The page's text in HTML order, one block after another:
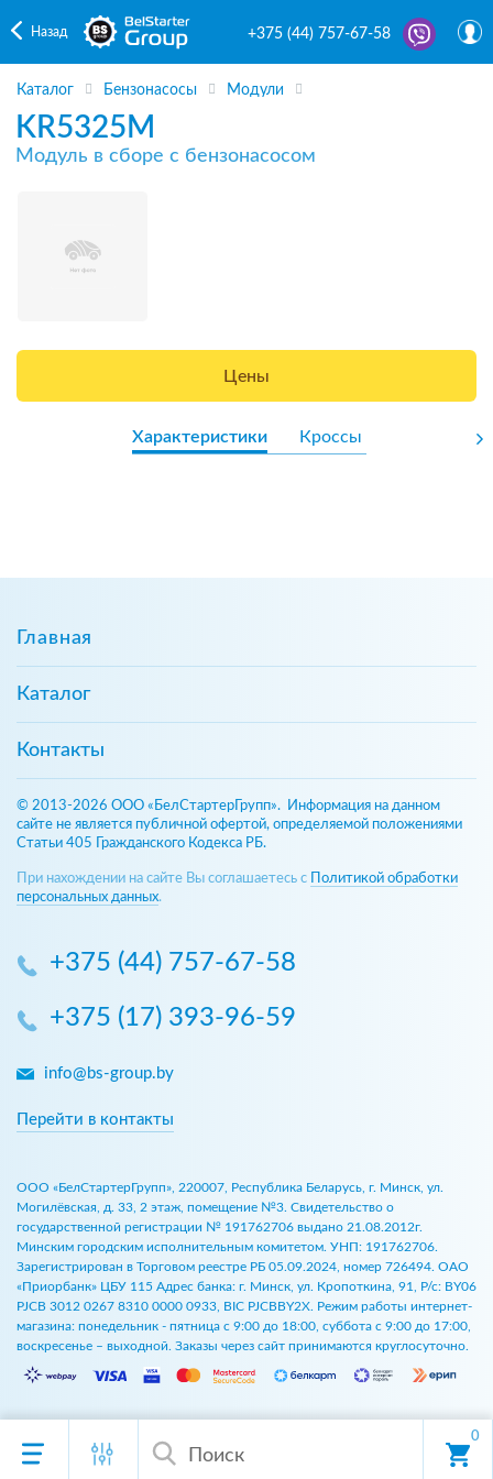
0
Назад +375 (44) 757-67-58
Каталог Бензонасосы Модули
KR5325M
Модуль в сборе с бензонасосом
Цены
Характеристики Кроссы
Главная
Каталог
Контакты
© 2013-2026 ООО «БелСтартерГрупп». Информация на данном
сайте не является публичной офертой, определяемой положениями
Статьи 405 Гражданского Кодекса РБ.
При нахождении на сайте Вы соглашаетесь с
Политикой обработки
персональных данных.
+375 (44) 757-67-58
+375 (17) 393-96-59
info@bs-group.by
Перейти в контакты
ООО «БелСтартерГрупп», 220007, Республика Беларусь, г. Минск, ул.
Могилёвская, д. 33, 2 этаж, помещение №3. Свидетельство о
государственной регистрации № 191762706 выдано 21.08.2012г.
Минским городским исполнительным комитетом. УНП: 191762706.
Зарегистрирован в Торговом реестре РБ 05.09.2024, номер 726494. ОАО
«Приорбанк» ЦБУ 115 Адрес банка: г. Минск, ул. Кропоткина, 91, Р/с: BY06
PJCB 3012 0267 8310 0000 0933, BIC PJCBBY2X. Режим работы интернет-
магазина: понедельник - пятница с 9:00 до 18:00, суббота с 9:00 до 17:00,
воскресенье – выходной. Заказы через сайт принимаются круглосуточно.